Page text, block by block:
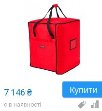
Купити
7 146 ₴
є в наявності